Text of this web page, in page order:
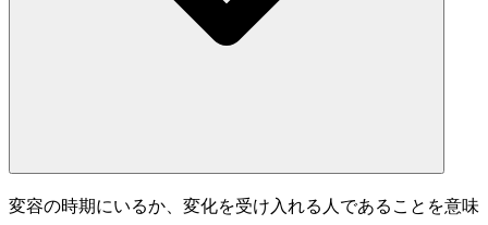
変容の時期にいるか、変化を受け入れる人であることを意味